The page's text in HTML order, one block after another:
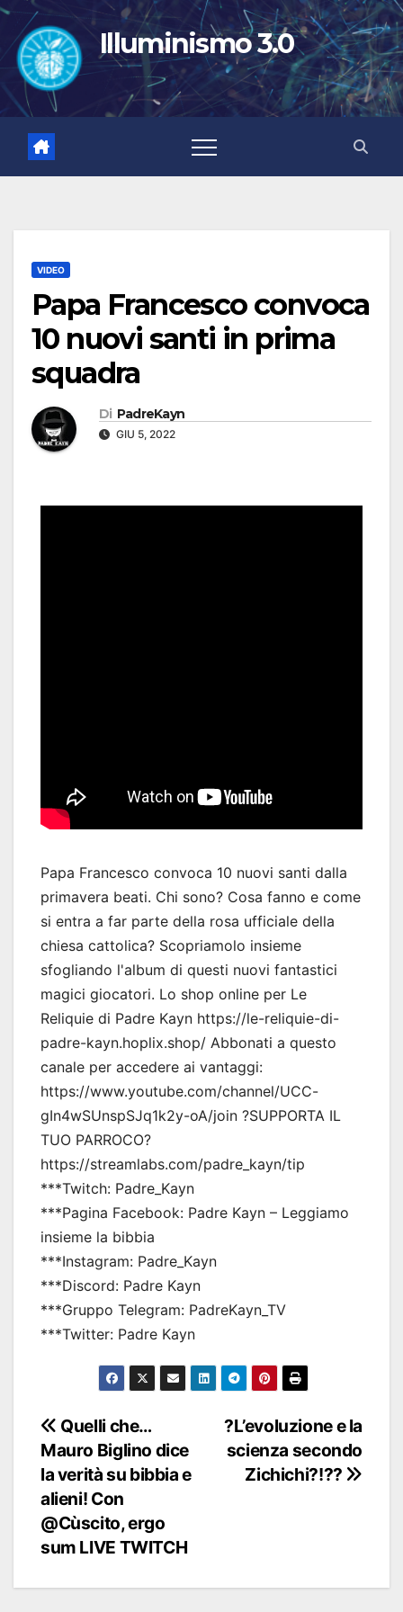
Salta
contenuto
Illuminismo 3.0
VIDEO
Papa Francesco convoca
10 nuovi santi in prima
squadra
Di PadreKayn
GIU 5, 2022
Papa Francesco convoca 10 nuovi santi dalla
primavera beati. Chi sono? Cosa fanno e come
si entra a far parte della rosa ufficiale della
chiesa cattolica? Scopriamolo insieme
sfogliando l'album di questi nuovi fantastici
magici giocatori. Lo shop online per Le
Reliquie di Padre Kayn https://le-reliquie-di-
padre-kayn.hoplix.shop/ Abbonati a questo
canale per accedere ai vantaggi:
https://www.youtube.com/channel/UCC-
gIn4wSUnspSJq1k2y-oA/join ?SUPPORTA IL
TUO PARROCO?
https://streamlabs.com/padre_kayn/tip
***Twitch: Padre_Kayn
***Pagina Facebook: Padre Kayn – Leggiamo
insieme la bibbia
***Instagram: Padre_Kayn
***Discord: Padre Kayn
***Gruppo Telegram: PadreKayn_TV
***Twitter: Padre Kayn
Navigazione
articoli
?L’evoluzione e la
scienza secondo
Zichichi?!??
Quelli che…
Mauro Biglino dice
la verità su bibbia e
alieni! Con
@Cùscito, ergo
sum LIVE TWITCH